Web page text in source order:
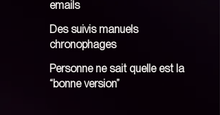
- ⁠Utilisation dans Microsoft Teams
➤ Synthèse et bonnes pratiques (15 min)
- Bonnes pratiques d’adoption
- Questions / réponses
emails
Des suivis manuels
chronophages
Personne ne sait quelle est la
“bonne version”